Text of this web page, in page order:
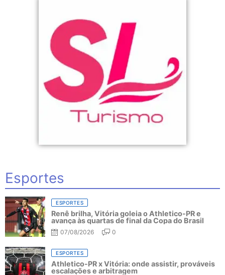
Esportes
ESPORTES
Renê brilha, Vitória goleia o Athletico-PR e
avança às quartas de final da Copa do Brasil
07/08/2026 0
ESPORTES
Athletico-PR x Vitória: onde assistir, prováveis
escalações e arbitragem